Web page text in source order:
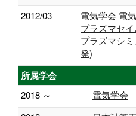
2012/03
電気学会 電
プラズマセ
プラズマシ
発)
所属学会
2018 ～
電気学会